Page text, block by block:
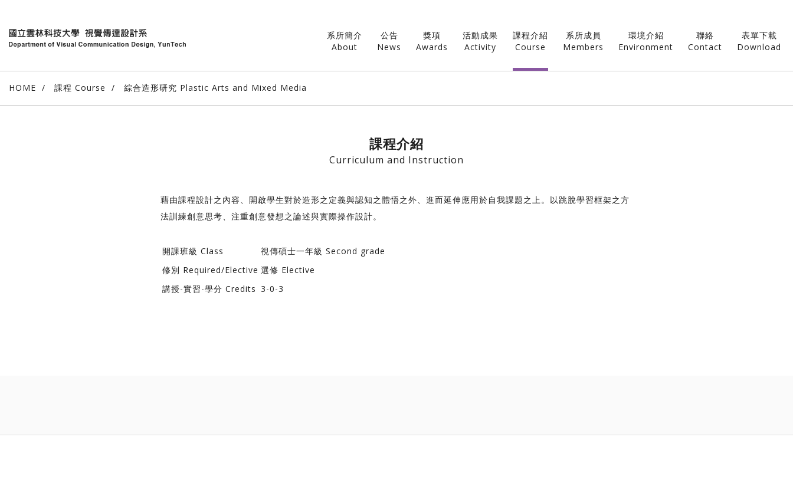
系所簡介
About
公告
News
獎項
Awards
活動成果
Activity
課程介紹
Course
系所成員
Members
環境介紹
Environment
聯絡
Contact
表單下載
Download
HOME 課程 Course 綜合造形研究 Plastic Arts and Mixed Media
課程介紹
Curriculum and Instruction
藉由課程設計之內容、開啟學生對於造形之定義與認知之體悟之外、進而延伸應用於自我課題之上。以跳脫學習框架之方
法訓練創意思考、注重創意發想之論述與實際操作設計。
開課班級 Class
視傳碩士一年級 Second grade
修別 Required/Elective 選修 Elective
講授-實習-學分 Credits 3-0-3